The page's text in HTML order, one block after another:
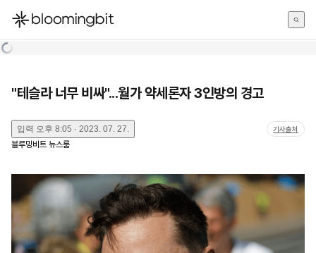
한국어
"테슬라 너무 비싸"...월가 약세론자 3인방의 경고
입력 오후 8:05 · 2023. 07. 27. 기사출처
블루밍비트 뉴스룸